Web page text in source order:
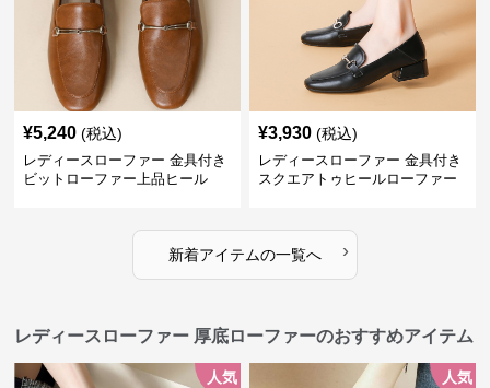
¥5,240 (税込)
レディースローファー 金具付き
ビットローファー上品ヒール
¥3,930 (税込)
レディースローファー 金具付き
スクエアトゥヒールローファー
新着アイテムの一覧へ ›
レディースローファー 厚底ローファーのおすすめアイテム
人気 人気